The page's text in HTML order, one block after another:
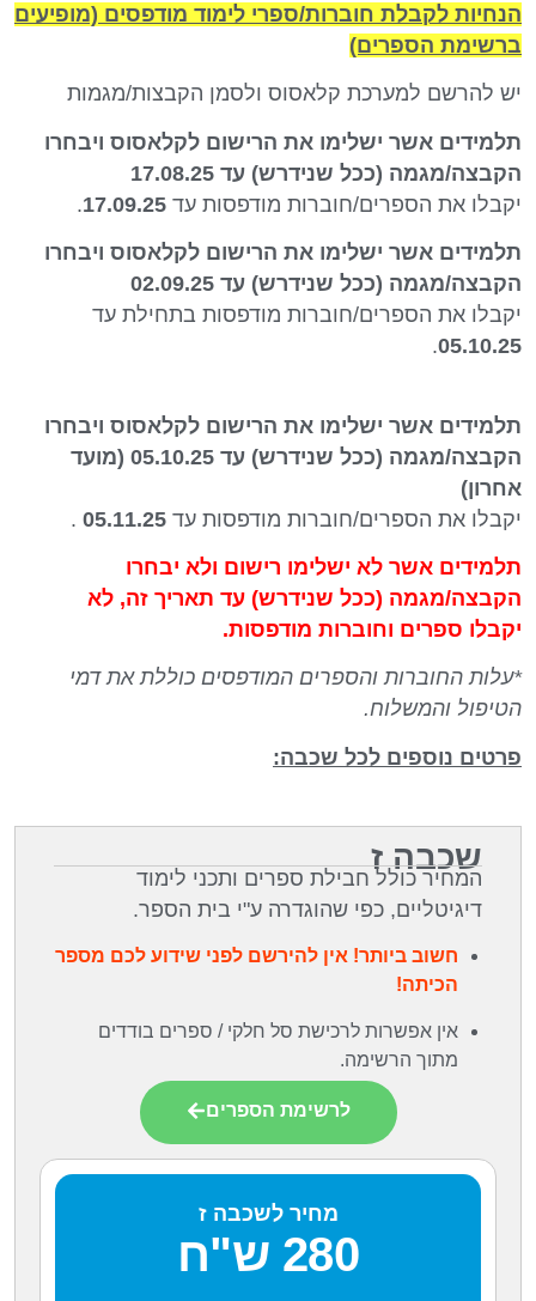
הנחיות לקבלת חוברות/ספרי לימוד מודפסים (מופיעים
ברשימת הספרים)
יש להרשם למערכת קלאסוס ולסמן הקבצות/מגמות
תלמידים אשר ישלימו את הרישום לקלאסוס ויבחרו
הקבצה/מגמה (ככל שנידרש) עד
יקבלו את הספרים/חוברות מודפסות עד 17.09.25
.
תלמידים אשר ישלימו את הרישום לקלאסוס ויבחרו
הקבצה/מגמה (ככל שנידרש) עד 02.09.25
יקבלו את הספרים/חוברות מודפסות בתחילת עד
05.10.25
.
תלמידים אשר ישלימו את הרישום לקלאסוס ויבחרו
הקבצה/מגמה (ככל שנידרש) עד 05.10.25 (מועד
אחרון)
יקבלו את הספרים/חוברות מודפסות עד 05.11.25
.
תלמידים אשר לא ישלימו רישום ולא יבחרו
הקבצה/מגמה (ככל שנידרש) עד תאריך זה, לא
יקבלו ספרים וחוברות מודפסות.
*עלות החוברות והספרים המודפסים כוללת את דמי
הטיפול והמשלוח.
פרטים נוספים לכל שכבה:
שכבה ז
המחיר כולל חבילת ספרים ותכני לימוד
דיגיטליים, כפי שהוגדרה ע"י בית הספר.
חשוב ביותר! אין להירשם לפני שידוע לכם מספר
הכיתה!
אין אפשרות לרכישת סל חלקי / ספרים בודדים
מתוך הרשימה.
לרשימת הספרים
מחיר לשכבה ז
280 ש"ח